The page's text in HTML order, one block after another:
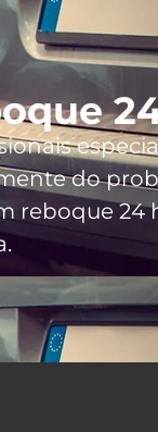
do
reboque 24